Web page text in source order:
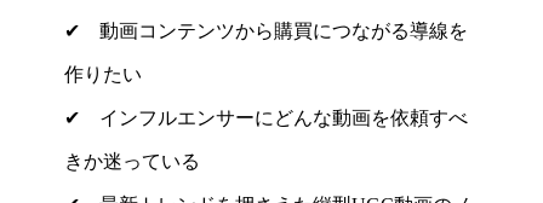
✔︎ 動画コンテンツから購買につながる導線を
作りたい
✔︎ インフルエンサーにどんな動画を依頼すべ
きか迷っている